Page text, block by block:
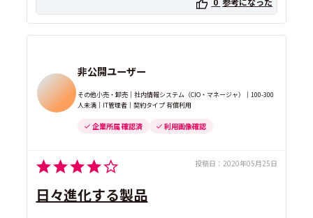
非公開ユーザー
その他小売・卸売｜社内情報システム（CIO・マネージャ）｜100-300
人未満｜IT管理者｜契約タイプ 有償利用
企業所属 確認済 利用画像確認
投稿日： 2020年05月25日
日々進化する製品